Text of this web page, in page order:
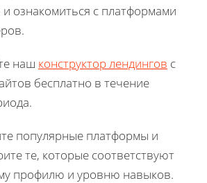
ознакомиться с платформами
наш конструктор лендингов с
бесплатно в течение
популярные платформы и
те, которые соответствуют
профилю и уровню навыков.